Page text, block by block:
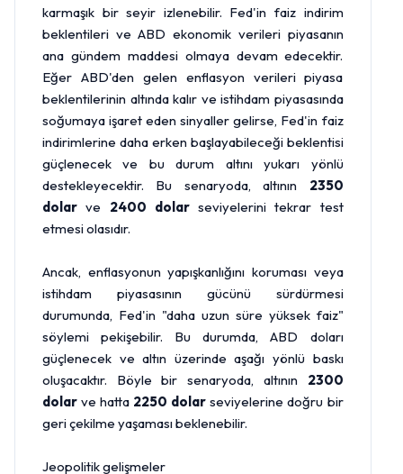
karmaşık bir seyir izlenebilir. Fed'in faiz indirim
beklentileri ve ABD ekonomik verileri piyasanın
ana gündem maddesi olmaya devam edecektir.
Eğer ABD'den gelen enflasyon verileri piyasa
beklentilerinin altında kalır ve istihdam piyasasında
soğumaya işaret eden sinyaller gelirse, Fed'in faiz
indirimlerine daha erken başlayabileceği beklentisi
güçlenecek ve bu durum altını yukarı yönlü
destekleyecektir. Bu senaryoda, altının 2350
dolar ve 2400 dolarseviyelerini tekrar test
etmesi olasıdır.
Ancak, enflasyonun yapışkanlığını koruması veya
istihdam piyasasının gücünü sürdürmesi
durumunda, Fed'in "daha uzun süre yüksek faiz"
söylemi pekişebilir. Bu durumda, ABD doları
güçlenecek ve altın üzerinde aşağı yönlü baskı
oluşacaktır. Böyle bir senaryoda, altının 2300
dolar ve hatta 2250 dolar seviyelerine doğru bir
geri çekilme yaşaması beklenebilir.
Jeopolitik gelişmeler